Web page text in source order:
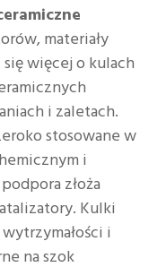
materiały
więcej o kulach
i zaletach.
stosowane w
i
złoża
Kulki
i
na szok